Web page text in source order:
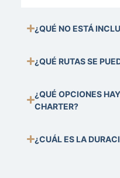
¿QUÉ NO ESTÁ
¿QUÉ RUTAS SE
¿QUÉ OPCIONES
CHARTER?
¿CUÁL ES LA